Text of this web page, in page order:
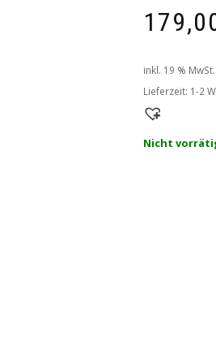
inkl. 19 % MwSt.
Lieferzeit: 1-2
Nicht